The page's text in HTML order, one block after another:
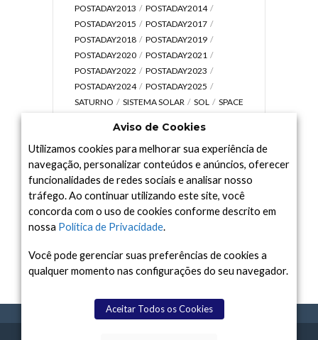
POSTADAY2013
POSTADAY2014
POSTADAY2015
POSTADAY2017
POSTADAY2018
POSTADAY2019
POSTADAY2020
POSTADAY2021
POSTADAY2022
POSTADAY2023
POSTADAY2024
POSTADAY2025
SATURNO
SISTEMA SOLAR SOL
SPACE
UNIVERSO
VÍDEO
Arquivo
Arquivo
Aviso de Cookies
Utilizamos cookies para melhorar sua experiência de
navegação, personalizar conteúdos e anúncios, oferecer
funcionalidades de redes sociais e analisar nosso
tráfego. Ao continuar utilizando este site, você
concorda com o uso de cookies conforme descrito em
nossa Política de Privacidade.
Você pode gerenciar suas preferências de cookies a
qualquer momento nas configurações do seu navegador.
Aceitar Todos os Cookies